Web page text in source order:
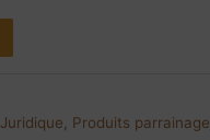
Juridique Produits parrainage